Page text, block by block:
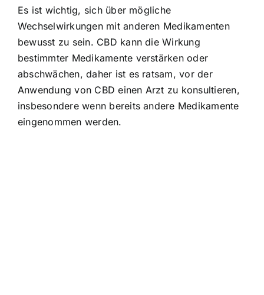
Es ist wichtig, sich über mögliche
Wechselwirkungen mit anderen Medikamenten
bewusst zu sein. CBD kann die Wirkung
bestimmter Medikamente verstärken oder
abschwächen, daher ist es ratsam, vor der
Anwendung von CBD einen Arzt zu konsultieren,
insbesondere wenn bereits andere Medikamente
eingenommen werden.